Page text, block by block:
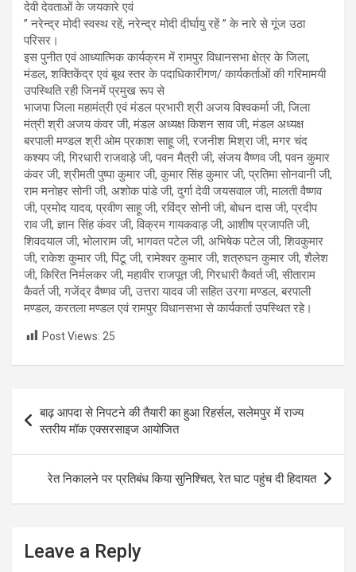
देवी देवताओं के जयकारे एवं
” नरेन्द्र मोदी स्वस्थ रहें, नरेन्द्र मोदी दीर्घायु रहें ” के नारे से गूंज उठा
परिसर।
इस पुनीत एवं आध्यात्मिक कार्यक्रम में रामपुर विधानसभा क्षेत्र के जिला,
मंडल, शक्तिकेंद्र एवं बूथ स्तर के पदाधिकारीगण/ कार्यकर्ताओं की गरिमामयी
उपस्थिति रही जिनमें प्रमुख रूप से
भाजपा जिला महामंत्री एवं मंडल प्रभारी श्री अजय विश्वकर्मा जी, जिला
मंत्री श्री अजय कंवर जी, मंडल अध्यक्ष किशन साव जी, मंडल अध्यक्ष
बरपाली मण्डल श्री ओम प्रकाश साहू जी, रजनीश मिश्रा जी, मगर चंद
कश्यप जी, गिरधारी राजवाड़े जी, पवन मैत्री जी, संजय वैष्णव जी, पवन कुमार
कंवर जी, श्रीमती पुष्पा कुमार जी, कुमार सिंह कुमार जी, प्रतिमा सोनवानी जी,
राम मनोहर सोनी जी, अशोक पांडे जी, दुर्गा देवी जयसवाल जी, मालती वैष्णव
जी, प्रमोद यादव, प्रवीण साहू जी, रविंद्र सोनी जी, बोधन दास जी, प्रदीप
राव जी, ज्ञान सिंह कंवर जी, विक्रम गायकवाड़ जी, आशीष प्रजापति जी,
शिवदयाल जी, भोलाराम जी, भागवत पटेल जी, अभिषेक पटेल जी, शिवकुमार
जी, राकेश कुमार जी, पिंटू जी, रामेश्वर कुमार जी, शत्रुघन कुमार जी, शैलेश
जी, किरित निर्मलकर जी, महावीर राजपूत जी, गिरधारी कैवर्त जी, सीताराम
कैवर्त जी, गजेंद्र वैष्णव जी, उत्तरा यादव जी सहित उरगा मण्डल, बरपाली
मण्डल, करतला मण्डल एवं रामपुर विधानसभा से कार्यकर्ता उपस्थित रहे।
Post Views: 25
navigation
बाढ़ आपदा से निपटने की तैयारी का हुआ रिहर्सल, सलेमपुर में राज्य
स्तरीय मॉक एक्सरसाइज आयोजित
रेत निकालने पर प्रतिबंध किया सुनिश्चित, रेत घाट पहुंच दी हिदायत
Leave a Reply